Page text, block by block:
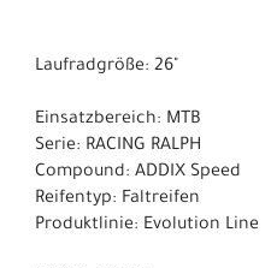
Laufradgröße: 26"
Einsatzbereich: MTB
Serie: RACING RALPH
Compound: ADDIX Speed
Reifentyp: Faltreifen
Produktlinie: Evolution Line